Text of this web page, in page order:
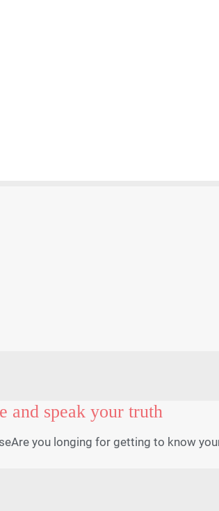
and speak your truth
you longing for getting to know